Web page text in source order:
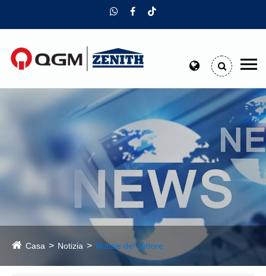
Casa Notizia Notizie del settore